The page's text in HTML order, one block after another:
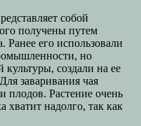
собой
получены путем
его использовали
но
культуры, создали на ее
заваривания чая
плодов. Растение очень
хватит надолго, так как